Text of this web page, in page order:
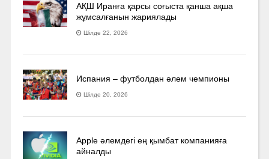
АҚШ Иранға қарсы соғыста қанша ақша
жұмсалғанын жариялады
Шілде 22, 2026
Испания – футболдан әлем чемпионы
Шілде 20, 2026
Apple әлемдегі ең қымбат компанияға
айналды